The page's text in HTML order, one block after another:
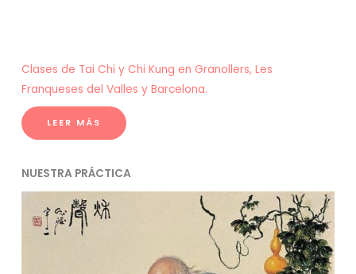
Clases de Tai Chi y Chi Kung en Granollers, Les
Franqueses del Valles y Barcelona.
LEER MÁS
NUESTRA PRÁCTICA